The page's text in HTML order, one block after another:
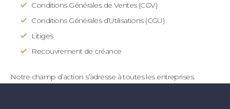
Conditions Générales de Ventes (CGV)
Conditions Générales d’Utilisations (CGU)
Litiges
Recouvrement de créance
Notre champ d’action s’adresse à toutes les entreprises.